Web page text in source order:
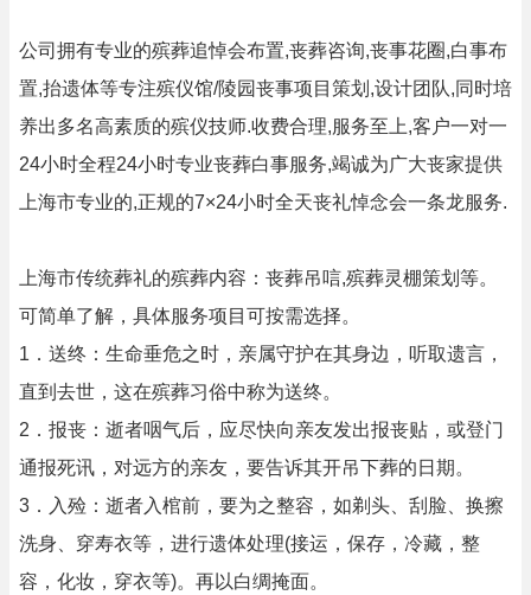
公司拥有专业的殡葬追悼会布置,丧葬咨询,丧事花圈,白事布
置,抬遗体等专注殡仪馆/陵园丧事项目策划,设计团队,同时培
养出多名高素质的殡仪技师.收费合理,服务至上,客户一对一
24小时全程24小时专业丧葬白事服务,竭诚为广大丧家提供
上海市专业的,正规的7×24小时全天丧礼悼念会一条龙服务.
上海市传统葬礼的殡葬内容：丧葬吊唁,殡葬灵棚策划等。
可简单了解，具体服务项目可按需选择。
1．送终：生命垂危之时，亲属守护在其身边，听取遗言，
直到去世，这在殡葬习俗中称为送终。
2．报丧：逝者咽气后，应尽快向亲友发出报丧贴，或登门
通报死讯，对远方的亲友，要告诉其开吊下葬的日期。
3．入殓：逝者入棺前，要为之整容，如剃头、刮脸、换擦
洗身、穿寿衣等，进行遗体处理(接运，保存，冷藏，整
容，化妆，穿衣等)。再以白绸掩面。